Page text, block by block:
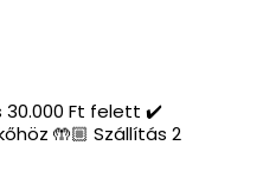
30.000 Ft felett ✔️
🤲🏼 Szállítás 2